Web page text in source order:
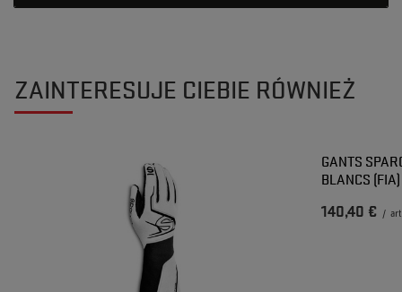
ZAINTERESUJE CIEBIE RÓWNIEŻ
GANTS
BLANCS (FIA)
140,40 € /